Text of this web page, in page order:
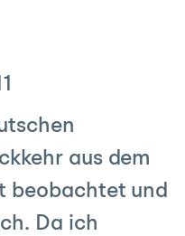
aus dem
beobachtet und
Da ich